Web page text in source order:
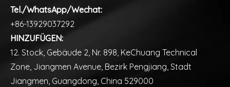
Tel./WhatsApp/Wechat:
+86-13929037292
HINZUFÜGEN:
12. Stock, Gebäude 2, Nr. 898, KeChuang Technical
Zone, Jiangmen Avenue, Bezirk Pengjiang, Stadt
Jiangmen, Guangdong, China 529000